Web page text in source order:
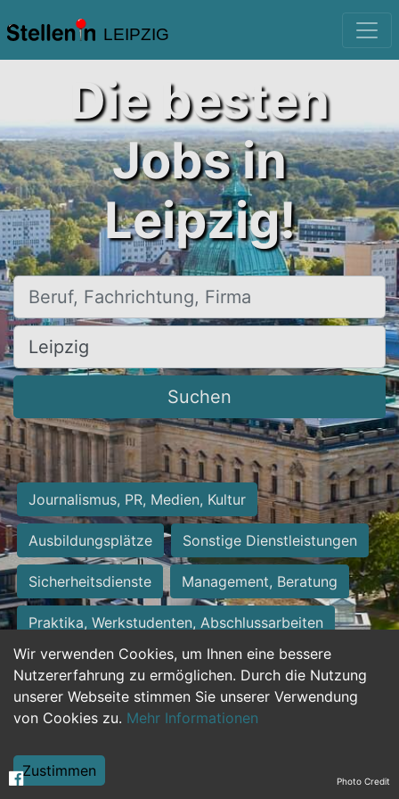
LEIPZIG
Wir verwenden Cookies, um Ihnen eine bessere
Nutzererfahrung zu ermöglichen. Durch die Nutzung
unserer Webseite stimmen Sie unserer Verwendung
von Cookies zu. Mehr Informationen
Zustimmen
Die besten
Jobs in
Leipzig!
Beruf, Fachrichtung, Firma
Ort, Stadt
Suchen
Journalismus, PR, Medien, Kultur
Ausbildungsplätze Sonstige Dienstleistungen
Sicherheitsdienste Management, Beratung
Praktika, Werkstudenten, Abschlussarbeiten
Personalwesen Assistenz, Sekretariat
Hilfskräfte, Aushilfs- und Nebenjobs
Weiterbildung, Studium, duale Ausbildung Photo Credit